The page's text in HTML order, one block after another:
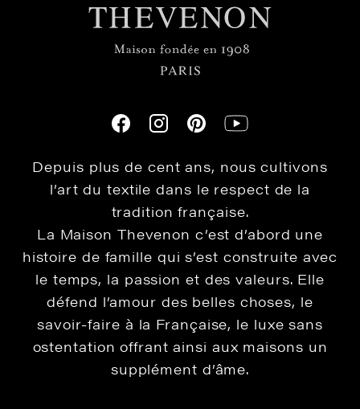
Depuis plus de cent ans, nous cultivons
l’art du textile dans le respect de la
tradition française.
La Maison Thevenon c’est d’abord une
histoire de famille qui s’est construite avec
le temps, la passion et des valeurs. Elle
défend l’amour des belles choses, le
savoir-faire à la Française, le luxe sans
ostentation offrant ainsi aux maisons un
supplément d’âme.